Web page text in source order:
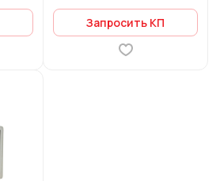
Запросить КП